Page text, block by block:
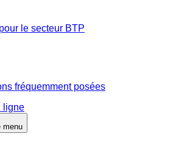
le secteur BTP
fréquemment posées
ligne
menu